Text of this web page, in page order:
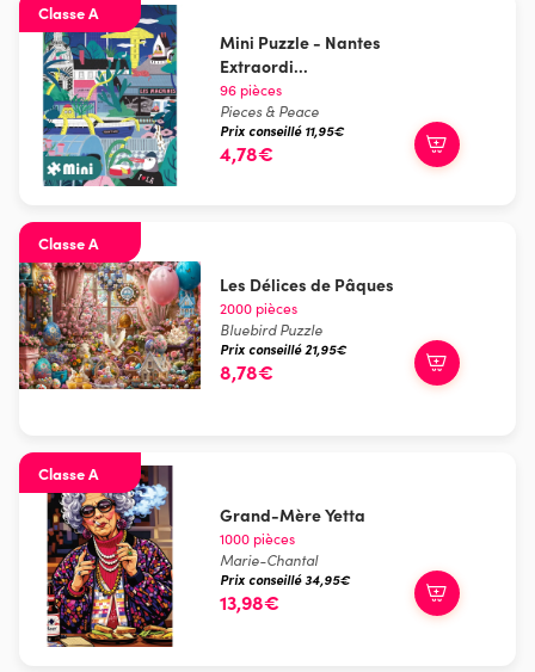
Classe A
Mini Puzzle - Nantes
Extraordi...
96 pièces
Pieces & Peace
Prix conseillé 11,95€
4,78€
Classe A
Les Délices de Pâques
2000 pièces
Bluebird Puzzle
Prix conseillé 21,95€
8,78€
Classe A
Grand-Mère Yetta
1000 pièces
Marie-Chantal
Prix conseillé 34,95€
13,98€